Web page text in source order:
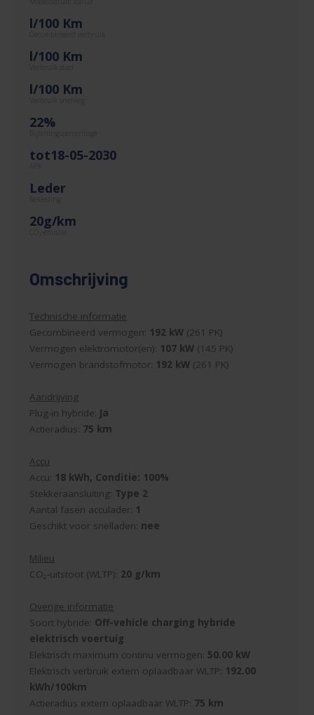
l/100 Km
l/100 Km
l/100 Km
Verbruik snelweg
22%
Bijtellingspercentage
tot18-05-2030
Leder
Bekleding
20g/km
Omschrijving
Technische informatie
Gecombineerd vermogen: 192 kW (261 PK)
Vermogen elektromotor(en): 107 kW (145 PK)
Vermogen brandstofmotor: 192 kW (261 PK)
Aandrijving
Plug-in hybride: Ja
Actieradius: 75 km
Accu
Accu: 18 kWh, Conditie: 100%
Stekkeraansluiting: Type 2
Aantal fasen acculader: 1
Geschikt voor snelladen: nee
Milieu
CO₂-uitstoot (WLTP): 20 g/km
Overige informatie
Soort hybride: Off-vehicle charging hybride
elektrisch voertuig
Elektrisch maximum continu vermogen: 50.00 kW
Elektrisch verbruik extern oplaadbaar WLTP: 192.00
kWh/100km
Actieradius extern oplaadbaar WLTP: 75 km